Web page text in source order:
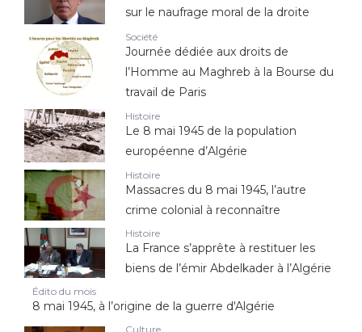
sur le naufrage moral de la droite
Société
Journée dédiée aux droits de
l’Homme au Maghreb à la Bourse du
travail de Paris
Histoire
Le 8 mai 1945 de la population
européenne d’Algérie
Histoire
Massacres du 8 mai 1945, l’autre
crime colonial à reconnaître
Histoire
La France s’apprête à restituer les
biens de l’émir Abdelkader à l’Algérie
Édito du mois
8 mai 1945, à l’origine de la guerre d'Algérie
Culture